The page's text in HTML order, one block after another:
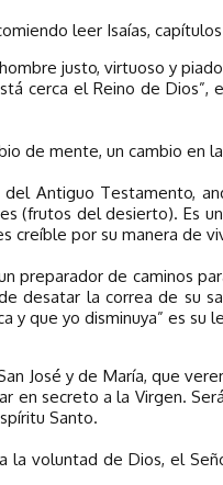
leer Isaías, capítulos
justo, virtuoso y
cerca el Reino de
de mente, un cambio en
del Antiguo Testamento,
(frutos del desierto). Es
creíble por su manera de
preparador de caminos
desatar la correa de su
y que yo disminuya” es su
José y de María, que
en secreto a la Virgen.
Santo.
la voluntad de Dios, el